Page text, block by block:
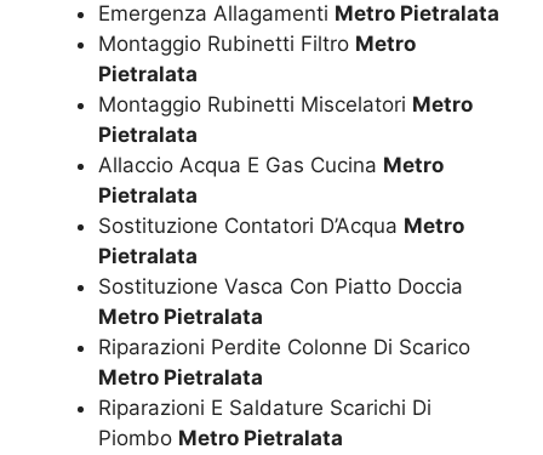
Emergenza Allagamenti Metro Pietralata
Montaggio Rubinetti Filtro Metro
Pietralata
Montaggio Rubinetti Miscelatori Metro
Pietralata
Allaccio Acqua E Gas Cucina Metro
Pietralata
Sostituzione Contatori D’Acqua Metro
Pietralata
Sostituzione Vasca Con Piatto Doccia
Metro Pietralata
Riparazioni Perdite Colonne Di Scarico
Metro Pietralata
Riparazioni E Saldature Scarichi Di
Piombo Metro Pietralata